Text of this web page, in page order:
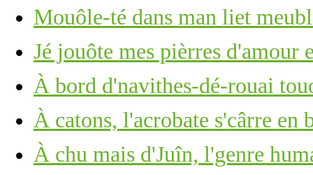
Mouôle-té dans man liet
Jé jouôte mes pièrres d'amour
À bord d'navithes-dé-rouai
À catons, l'acrobate s'cârre en
À chu mais d'Juîn, l'genre